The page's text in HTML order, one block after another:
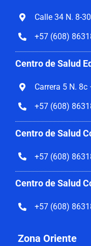
Calle 34 N. 8-30
+57 (608)
Centro de Salud
Carrera 5 N. 8c
+57 (608)
Centro de Salud
+57 (608)
Centro de Salud
+57 (608)
Zona Oriente